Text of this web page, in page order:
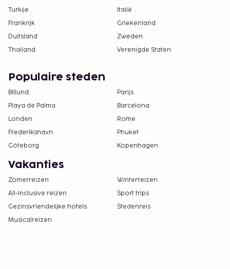
Turkije
Italië
Frankrijk
Griekenland
Duitsland
Zweden
Thailand
Verenigde Staten
Populaire steden
Billund
Parijs
Playa de Palma
Barcelona
Londen
Rome
Frederikshavn
Phuket
Göteborg
Kopenhagen
Vakanties
Zomerreizen
Winterreizen
All-Inclusive reizen
Sport trips
Gezinsvriendelijke hotels
Stedenreis
Musicalreizen